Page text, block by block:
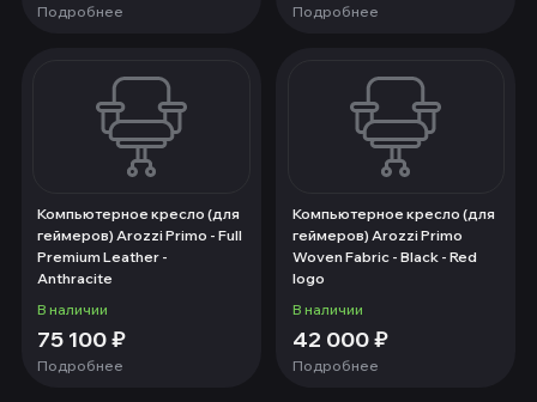
Подробнее Подробнее
Компьютерное кресло (для
геймеров) Arozzi Primo - Full
Premium Leather -
Anthracite
В наличии
75 100₽
Подробнее
Компьютерное кресло (для
геймеров) Arozzi Primo
Woven Fabric - Black - Red
logo
В наличии
42 000₽
Подробнее